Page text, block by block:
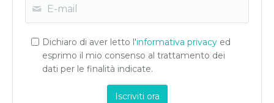
Dichiaro di aver letto l'informativa privacy ed
esprimo il mio consenso al trattamento dei
dati per le finalità indicate.
Iscriviti ora